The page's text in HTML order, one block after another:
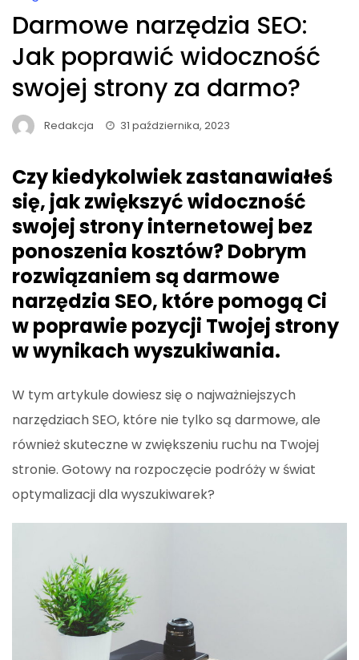
Darmowe narzędzia SEO:
Jak poprawić widoczność
swojej strony za darmo?
Redakcja 31 października, 2023
Czy kiedykolwiek zastanawiałeś
się, jak zwiększyć widoczność
swojej strony internetowej bez
ponoszenia kosztów? Dobrym
rozwiązaniem są darmowe
narzędzia SEO, które pomogą Ci
w poprawie pozycji Twojej strony
w wynikach wyszukiwania.
W tym artykule dowiesz się o najważniejszych
narzędziach SEO, które nie tylko są darmowe, ale
również skuteczne w zwiększeniu ruchu na Twojej
stronie. Gotowy na rozpoczęcie podróży w świat
optymalizacji dla wyszukiwarek?